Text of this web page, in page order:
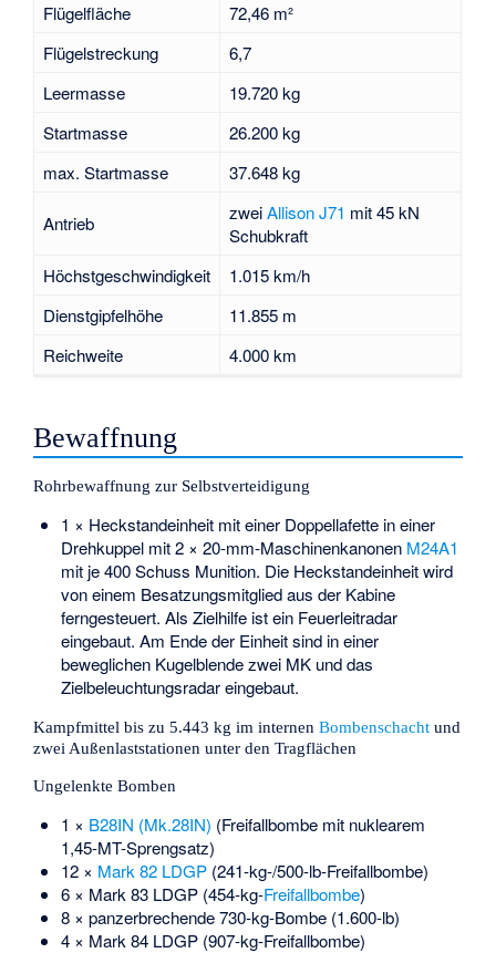
Flügelfläche
72,46 m²
Flügelstreckung
6,7
Leermasse
19.720 kg
Startmasse
26.200 kg
max. Startmasse
37.648 kg
Antrieb zweiAllison J71 mit 45 kN
Schubkraft
Höchstgeschwindigkeit
1.015 km/h
Dienstgipfelhöhe
11.855 m
Reichweite
4.000 km
Bewaffnung
Rohrbewaffnung zur Selbstverteidigung
1 × Heckstandeinheit mit einer Doppellafette in einer
Drehkuppel mit 2 × 20-mm-Maschinenkanonen M24A1
mit je 400 Schuss Munition. Die Heckstandeinheit wird
von einem Besatzungsmitglied aus der Kabine
ferngesteuert. Als Zielhilfe ist ein Feuerleitradar
eingebaut. Am Ende der Einheit sind in einer
beweglichen Kugelblende zwei MK und das
Zielbeleuchtungsradar eingebaut.
Kampfmittel bis zu 5.443 kg im internenBombenschacht und
zwei Außenlaststationen unter den Tragflächen
Ungelenkte Bomben
1 × B28IN (Mk.28IN) (Freifallbombe mit nuklearem
1,45-MT-Sprengsatz)
12 × Mark 82 LDGP(241-kg-/500-lb-Freifallbombe)
6 × Mark 83 LDGP (454-kg-Freifallbombe)
8 × panzerbrechende 730-kg-Bombe (1.600-lb)
4 × Mark 84 LDGP (907-kg-Freifallbombe)